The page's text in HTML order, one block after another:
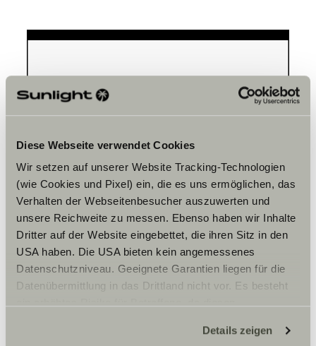
Diese Webseite verwendet Cookies
Wir setzen auf unserer Website Tracking-Technologien
(wie Cookies und Pixel) ein, die es uns ermöglichen, das
Verhalten der Webseitenbesucher auszuwerten und
unsere Reichweite zu messen. Ebenso haben wir Inhalte
Dritter auf der Website eingebettet, die ihren Sitz in den
USA haben. Die USA bieten kein angemessenes
Datenschutzniveau. Geeignete Garantien liegen für die
Datenübermittlung in das Drittland nicht vor. Es besteht
zustehen. Eingesetzte Dienstleister können Daten für
Details zeigen
Opening hours
Please accept marketing-
Cookie Settings